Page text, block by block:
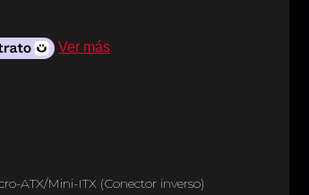
Ver más
ATX/Mini-ITX (Conector inverso)